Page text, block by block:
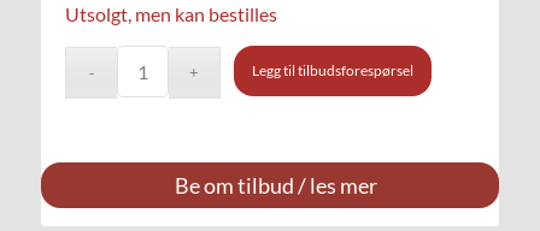
Utsolgt, men kan bestilles
Legg til tilbudsforespørsel
Be om tilbud / les mer